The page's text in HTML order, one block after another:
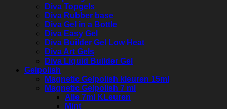
Diva Topgels
Diva Rubber base
Diva Gel in a Bottle
Diva Easy Gel
Diva Builder Gel Low Heat
Diva Art Gels
Diva Liquid Builder Gel
Gelpolish
Magnetic Gelpolish kleuren 15ml
Magnetic Gelpolish 7 ml
Alle 7ml KLeuren
Mint